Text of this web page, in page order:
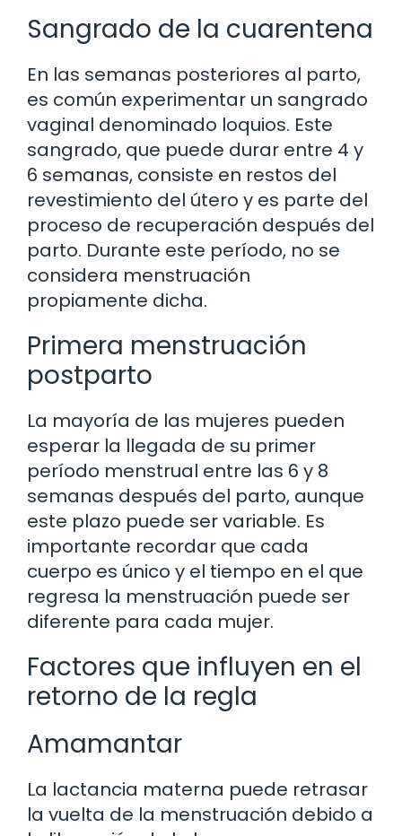
Sangrado de la cuarentena
En las semanas posteriores al parto,
es común experimentar un sangrado
vaginal denominado loquios. Este
sangrado, que puede durar entre 4 y
6 semanas, consiste en restos del
revestimiento del útero y es parte del
proceso de recuperación después del
parto. Durante este período, no se
considera menstruación
propiamente dicha.
Primera menstruación
postparto
La mayoría de las mujeres pueden
esperar la llegada de su primer
período menstrual entre las 6 y 8
semanas después del parto, aunque
este plazo puede ser variable. Es
importante recordar que cada
cuerpo es único y el tiempo en el que
regresa la menstruación puede ser
diferente para cada mujer.
Factores que influyen en el
retorno de la regla
Amamantar
La lactancia materna puede retrasar
la vuelta de la menstruación debido a